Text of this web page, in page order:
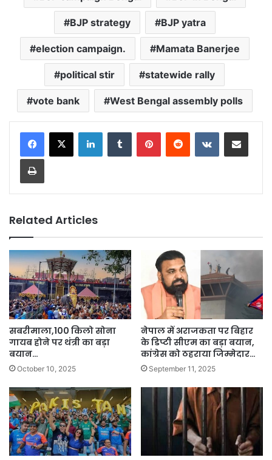
BJP strategy BJP yatra
election campaign. Mamata Banerjee
political stir statewide rally
vote bank West Bengal assembly polls
LinkedInTumblr PinterestReddit VKontakteShare via Email
Print
Related Articles
सबरीमाला,100 किलो सोना
गायब होने पर थंत्री का बड़ा
बयान…
October 10, 2025
नेपाल में अराजकता पर बिहार
के डिप्टी सीएम का बड़ा बयान,
कांग्रेस को ठहराया जिम्मेदार…
September 11, 2025